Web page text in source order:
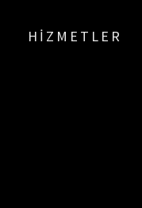
HIZMETLER